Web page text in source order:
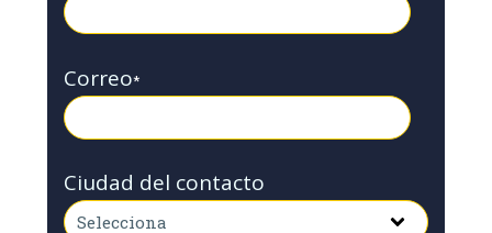
Correo*
Ciudad del contacto